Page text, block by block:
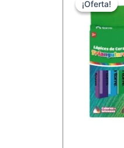
¡Oferta!
¡Oferta!